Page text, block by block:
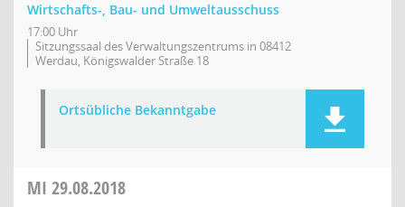
Wirtschafts-, Bau- und Umweltausschuss
17:00 Uhr
Sitzungssaal des Verwaltungszentrums in 08412
Werdau, Königswalder Straße 18
Ortsübliche Bekanntgabe
MI 29.08.2018